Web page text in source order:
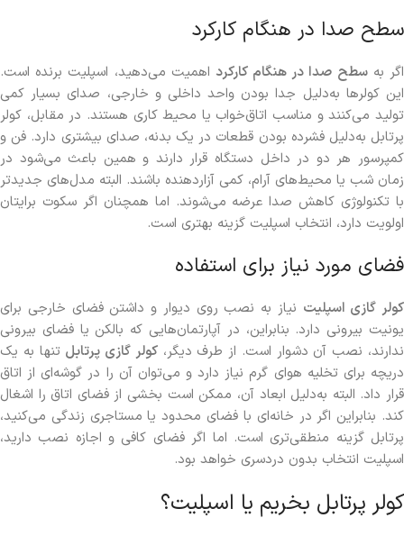
سطح صدا در هنگام کارکرد
اگر بهسطح صدا در هنگام کارکرد اهمیت می‌دهید، اسپلیت برنده است.
این کولرها به‌دلیل جدا بودن واحد داخلی و خارجی، صدای بسیار کمی
تولید می‌کنند و مناسب اتاق‌خواب یا محیط‌ کاری هستند. در مقابل، کولر
پرتابل به‌دلیل فشرده بودن قطعات در یک بدنه، صدای بیشتری دارد. فن و
کمپرسور هر دو در داخل دستگاه قرار دارند و همین باعث می‌شود در
زمان شب یا محیط‌های آرام، کمی آزاردهنده باشند. البته مدل‌های جدیدتر
با تکنولوژی کاهش صدا عرضه می‌شوند. اما همچنان اگر سکوت برایتان
اولویت دارد، انتخاب اسپلیت گزینه بهتری است.
فضای مورد نیاز برای استفاده
کولر گازی اسپلیت نیاز به نصب روی دیوار و داشتن فضای خارجی برای
یونیت بیرونی دارد. بنابراین، در آپارتمان‌هایی که بالکن یا فضای بیرونی
ندارند، نصب آن دشوار است. از طرف دیگر،کولر گازی پرتابل تنها به یک
دریچه برای تخلیه هوای گرم نیاز دارد و می‌توان آن را در گوشه‌ای از اتاق
قرار داد. البته به‌دلیل ابعاد آن، ممکن است بخشی از فضای اتاق را اشغال
کند. بنابراین اگر در خانه‌ای با فضای محدود یا مستاجری زندگی می‌کنید،
پرتابل گزینه منطقی‌تری است. اما اگر فضای کافی و اجازه نصب دارید،
اسپلیت انتخاب بدون دردسری خواهد بود.
کولر پرتابل بخریم یا اسپلیت؟